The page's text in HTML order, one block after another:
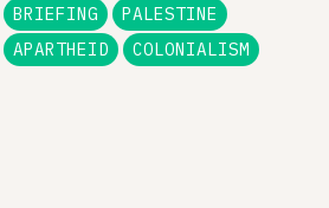
BRIEFING
PALESTINE
APARTHEID
COLONIALISM